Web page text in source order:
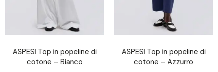
ASPESI Top in popeline di
cotone – Bianco
ASPESI Top in popeline di
cotone – Azzurro